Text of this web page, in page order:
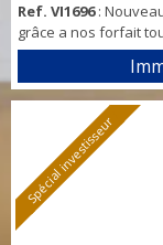
Ref. VI1696:
grâce a nos forfait
décoration mise en
vente chez Votre
l’investissement sur
Immeuble de
Spécial investisseur